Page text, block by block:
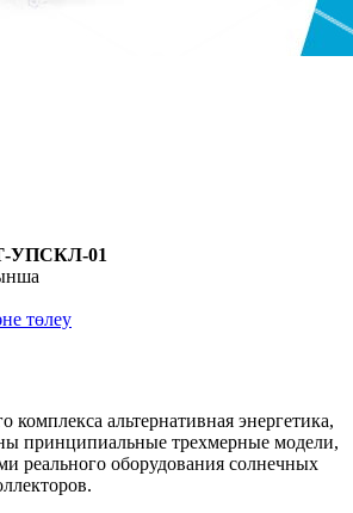
УПСКЛ-01
төлеу
комплекса альтернативная энергетика,
принципиальные трехмерные модели,
реального оборудования солнечных